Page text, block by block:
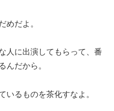
めだよ。
人に出演してもらって、番
んだから。
いるものを茶化すなよ。